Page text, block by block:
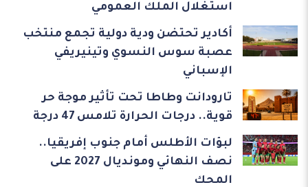
استغلال الملك العمومي
أكادير تحتضن ودية دولية تجمع منتخب
عصبة سوس النسوي وتينيريفي
الإسباني
تارودانت وطاطا تحت تأثير موجة حر
قوية.. درجات الحرارة تلامس 47 درجة
لبؤات الأطلس أمام جنوب إفريقيا..
نصف النهائي ومونديال 2027 على
المحك